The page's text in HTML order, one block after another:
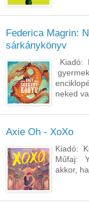
Federica Magrin:
sárkánykönyv
Kiadó:
neked
Axie Oh - XoXo
Kiadó:
Műfaj:
akkor,